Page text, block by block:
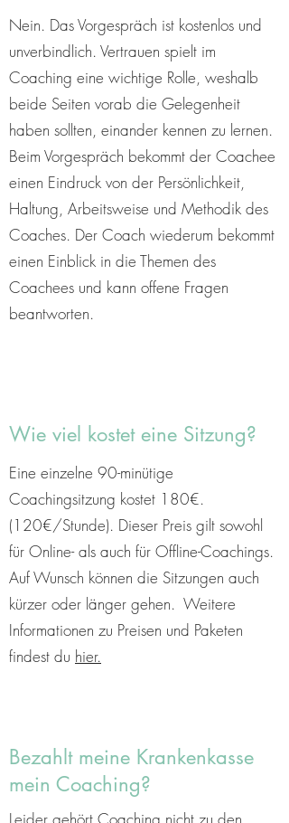
Nein. Das Vorgespräch ist kostenlos und
unverbindlich. Vertrauen spielt im
Coaching eine wichtige Rolle, weshalb
beide Seiten vorab die Gelegenheit
haben sollten, einander kennen zu lernen.
Beim Vorgespräch bekommt der Coachee
einen Eindruck von der Persönlichkeit,
Haltung, Arbeitsweise und Methodik des
Coaches. Der Coach wiederum bekommt
einen Einblick in die Themen des
Coachees und kann offene Fragen
beantworten.
Wie viel kostet eine Sitzung?
Eine einzelne 90-minütige
Coachingsitzung kostet 180€.
(120€/Stunde). Dieser Preis gilt sowohl
für Online- als auch für Offline-Coachings.
Auf Wunsch können die Sitzungen auch
kürzer oder länger gehen. Weitere
Informationen zu Preisen und Paketen
findest du hier.
Bezahlt meine Krankenkasse
mein Coaching?